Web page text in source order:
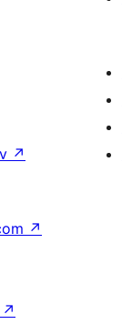
↗
↗
↗